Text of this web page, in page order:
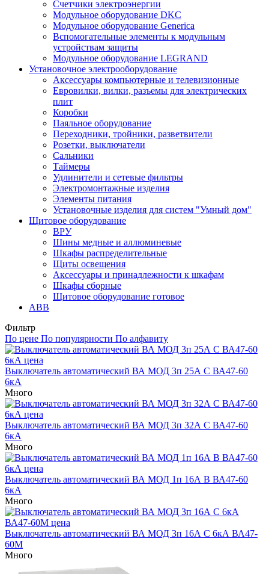
Счетчики электроэнергии
Модульное оборудование DKC
Модульное оборудование Generica
Вспомогательные элементы к модульным
устройствам защиты
Модульное оборудование LEGRAND
Установочное электрооборудование
Аксессуары компьютерные и телевизионные
Евровилки, вилки, разъемы для электрических
плит
Коробки
Паяльное оборудование
Переходники, тройники, разветвители
Розетки, выключатели
Сальники
Таймеры
Удлинители и сетевые фильтры
Электромонтажные изделия
Элементы питания
Установочные изделия для систем "Умный дом"
Щитовое оборудование
ВРУ
Шины медные и аллюминевые
Шкафы распределительные
Щиты освещения
Аксессуары и принадлежности к шкафам
Шкафы сборные
Щитовое оборудование готовое
ABB
Фильтр
По цене По популярности По алфавиту
Выключатель автоматический ВА МОД 3п 25А C ВА47-60
6кА
Много
Выключатель автоматический ВА МОД 3п 32А C ВА47-60
6кА
Много
Выключатель автоматический ВА МОД 1п 16А B ВА47-60
6кА
Много
Выключатель автоматический ВА МОД 3п 16А С 6кА ВА47-
60M
Много